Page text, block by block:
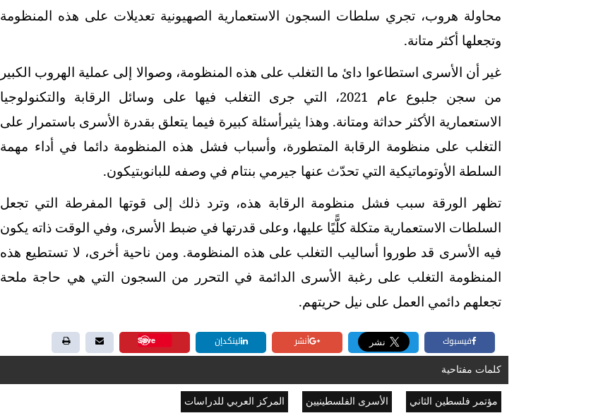
محاولة هروب، تجري سلطات السجون الاستعمارية الصهيونية تعديلات على هذه المنظومة
وتجعلها أكثر متانة.
غير أن الأسرى استطاعوا دائ ما التغلب على هذه المنظومة، وصوالا إلى عملية الهروب الكبير
من سجن جلبوع عام 2021، التي جرى التغلب فيها على وسائل الرقابة والتكنولوجيا
الاستعمارية الأكثر حداثة ومتانة. وهذا يثيرأسئلة كبيرة فيما يتعلق بقدرة الأسرى باستمرار على
التغلب على منظومة الرقابة المتطورة، وأسباب فشل هذه المنظومة دائما في أداء مهمة
السلطة الأوتوماتيكية التي تحدّث عنها جيرمي بنتام في وصفه للبانوبتيكون.
تظهر الورقة سبب فشل منظومة الرقابة هذه، وترد ذلك إلى قوتها المفرطة التي تجعل
السلطات الاستعمارية متكلة كلًّيًا عليها، وعلى قدرتها في ضبط الأسرى، وفي الوقت ذاته يكون
فيه الأسرى قد طوروا أساليب التغلب على هذه المنظومة. ومن ناحية أخرى، لا تستطيع هذه
المنظومة التغلب على رغبة الأسرى الدائمة في التحرر من السجون التي هي حاجة ملحة
تجعلهم دائمي العمل على نيل حريتهم.
فيسبوك أنشر لينكدإن Save
كلمات مفتاحية
مؤتمر فلسطين الثاني الأسرى الفلسطينيين المركز العربي للدراسات